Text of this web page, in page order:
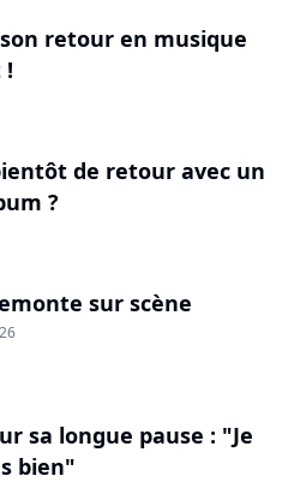
retour en musique
!
de retour avec un
?
sur scène
sa longue pause : "Je
bien"